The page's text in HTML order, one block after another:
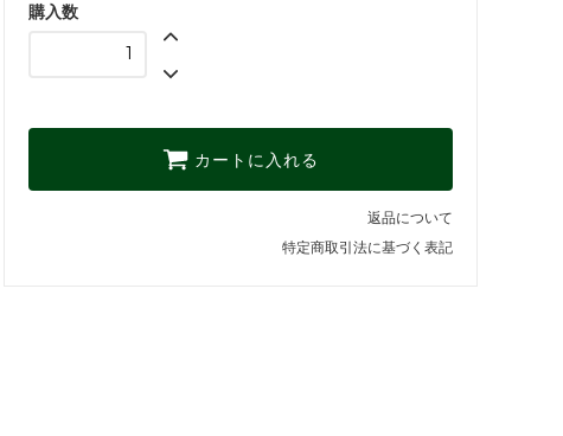
購入数
カートに入れる
返品について
特定商取引法に基づく表記